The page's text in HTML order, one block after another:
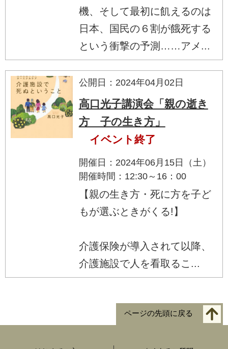
機、そして最初に飢えるのは
日本、国民の６割が餓死する
という衝撃の予測……アメ...
公開日：2024年04月02日
高口光子講演会「親の逝き
方 子の生き方」
イベント終了
開催日：2024年06月15日（土）
開催時間：12:30～16：00
【親の生き方・死に方を子ど
もが選ぶときがくる!】
介護保険が導入されて以降、
介護施設で人を看取るこ...
ページの先頭に戻る